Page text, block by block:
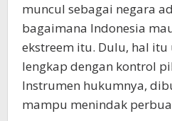
muncul sebagai negara
bagaimana Indonesia
ekstreem itu. Dulu, hal itu
lengkap dengan kontrol
Instrumen hukumnya,
mampu menindak